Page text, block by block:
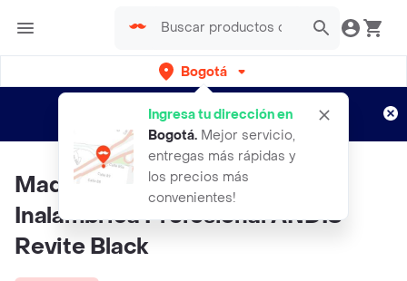
Bogotá
Ingresa tu dirección en
Bogotá. Mejor servicio,
entregas más rápidas y
los precios más
convenientes!
envíos gratis por semanas
Aplican TyC
Maquina Cortadora De Cabello
Inalambrica Profesional ANDIS
Revite Black